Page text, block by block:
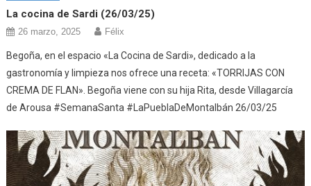
La cocina de Sardi (26/03/25)
26 marzo, 2025 Félix
Begoña, en el espacio «La Cocina de Sardi», dedicado a la
gastronomía y limpieza nos ofrece una receta: «TORRIJAS CON
CREMA DE FLAN». Begoña viene con su hija Rita, desde Villagarcía
de Arousa #SemanaSanta #LaPueblaDeMontalbán 26/03/25